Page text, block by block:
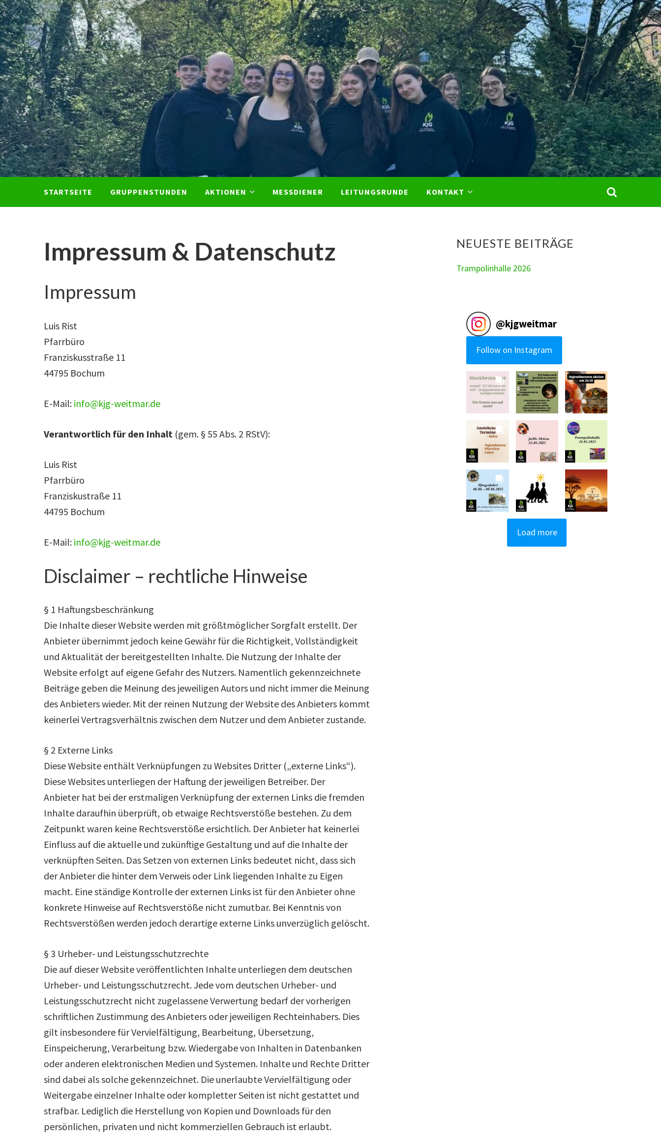
Skip
to
content
KjG St.
Franziskus
Bochum-
Weitmar
STARTSEITE GRUPPENSTUNDEN AKTIONEN MESSDIENER LEITUNGSRUNDE KONTAKT
Impressum & Datenschutz
Impressum
Luis Rist
Pfarrbüro
Franziskusstraße 11
44795 Bochum
E-Mail: info@kjg-weitmar.de
Verantwortlich für den Inhalt (gem. § 55 Abs. 2 RStV):
Luis Rist
Pfarrbüro
Franziskustraße 11
44795 Bochum
E-Mail: info@kjg-weitmar.de
Disclaimer – rechtliche Hinweise
§ 1 Haftungsbeschränkung
Die Inhalte dieser Website werden mit größtmöglicher Sorgfalt erstellt. Der
Anbieter übernimmt jedoch keine Gewähr für die Richtigkeit, Vollständigkeit
und Aktualität der bereitgestellten Inhalte. Die Nutzung der Inhalte der
Website erfolgt auf eigene Gefahr des Nutzers. Namentlich gekennzeichnete
Beiträge geben die Meinung des jeweiligen Autors und nicht immer die Meinung
des Anbieters wieder. Mit der reinen Nutzung der Website des Anbieters kommt
keinerlei Vertragsverhältnis zwischen dem Nutzer und dem Anbieter zustande.
§ 2 Externe Links
Diese Website enthält Verknüpfungen zu Websites Dritter („externe Links“).
Diese Websites unterliegen der Haftung der jeweiligen Betreiber. Der
Anbieter hat bei der erstmaligen Verknüpfung der externen Links die fremden
Inhalte daraufhin überprüft, ob etwaige Rechtsverstöße bestehen. Zu dem
Zeitpunkt waren keine Rechtsverstöße ersichtlich. Der Anbieter hat keinerlei
Einfluss auf die aktuelle und zukünftige Gestaltung und auf die Inhalte der
verknüpften Seiten. Das Setzen von externen Links bedeutet nicht, dass sich
der Anbieter die hinter dem Verweis oder Link liegenden Inhalte zu Eigen
macht. Eine ständige Kontrolle der externen Links ist für den Anbieter ohne
konkrete Hinweise auf Rechtsverstöße nicht zumutbar. Bei Kenntnis von
Rechtsverstößen werden jedoch derartige externe Links unverzüglich gelöscht.
§ 3 Urheber- und Leistungsschutzrechte
Die auf dieser Website veröffentlichten Inhalte unterliegen dem deutschen
Urheber- und Leistungsschutzrecht. Jede vom deutschen Urheber- und
Leistungsschutzrecht nicht zugelassene Verwertung bedarf der vorherigen
schriftlichen Zustimmung des Anbieters oder jeweiligen Rechteinhabers. Dies
gilt insbesondere für Vervielfältigung, Bearbeitung, Übersetzung,
Einspeicherung, Verarbeitung bzw. Wiedergabe von Inhalten in Datenbanken
oder anderen elektronischen Medien und Systemen. Inhalte und Rechte Dritter
sind dabei als solche gekennzeichnet. Die unerlaubte Vervielfältigung oder
Weitergabe einzelner Inhalte oder kompletter Seiten ist nicht gestattet und
strafbar. Lediglich die Herstellung von Kopien und Downloads für den
persönlichen, privaten und nicht kommerziellen Gebrauch ist erlaubt.
NEUESTE BEITRÄGE
Trampolinhalle 2026
@kjgweitmar
Follow on Instagram
Load more